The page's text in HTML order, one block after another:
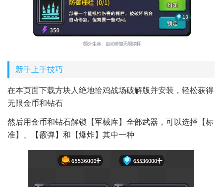
新手上手技巧
在本页面下载方块人绝地恰鸡战场破解版并安装，轻松获得
无限金币和钻石
然后用金币和钻石解锁【军械库】全部武器，可以选择【标
准】、【霰弹】和【爆炸】其中一种